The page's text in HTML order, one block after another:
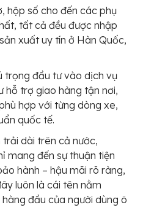
hộp số cho đến các phụ
tất cả đều được nhập
xuất uy tín ở Hàn Quốc,
trọng đầu tư vào dịch vụ
hỗ trợ giao hàng tận nơi,
hợp với từng dòng xe,
quốc tế.
trải dài trên cả nước,
mang đến sự thuận tiện
hành – hậu mãi rõ ràng,
luôn là cái tên nằm
đầu của người dùng ô